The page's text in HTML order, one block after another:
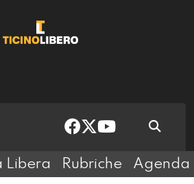
Libera Rubriche Agenda